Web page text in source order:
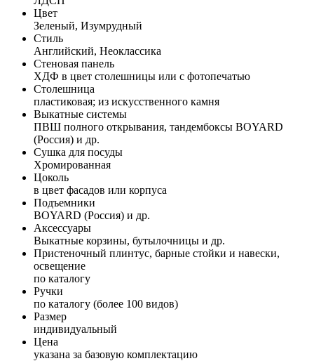
Цвет
Зеленый, Изумрудный
Стиль
Английский, Неоклассика
Стеновая панель
ХДФ в цвет столешницы или с фотопечатью
Столешница
пластиковая; из искусственного камня
Выкатные системы
ПВШ полного открывания, тандембоксы BOYARD
(Россия) и др.
Сушка для посуды
Хромированная
Цоколь
в цвет фасадов или корпуса
Подъемники
BOYARD (Россия) и др.
Аксессуары
Выкатные корзины, бутылочницы и др.
Пристеночный плинтус, барные стойки и навески,
освещение
по каталогу
Ручки
по каталогу (более 100 видов)
Размер
индивидуальный
Цена
указана за базовую комплектацию